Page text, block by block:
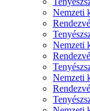
Nemzeti
Nemzeti
Nemzeti